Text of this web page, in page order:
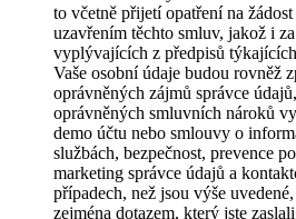
to včetně přijetí opatření na
uzavřením těchto smluv, jakož i
vyplývajících z předpisů týkajících
Vaše osobní údaje budou rovněž
oprávněných zájmů správce
oprávněných smluvních nároků
demo účtu nebo smlouvy o
službách, bezpečnost, prevence
marketing správce údajů a
případech, než jsou výše
zejména dotazem, který jste